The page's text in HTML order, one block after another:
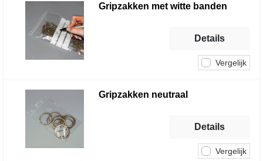
Gripzakken met witte banden
Vergelijk
Details
Gripzakken neutraal
Vergelijk
Details